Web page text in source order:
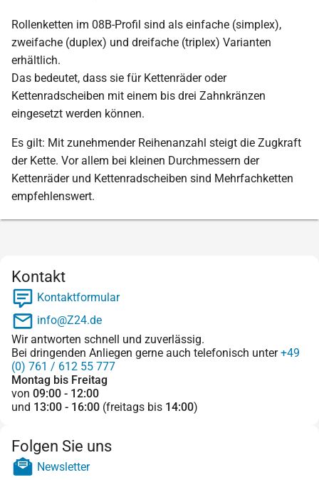
Rollenketten im 08B-Profil sind als einfache (simplex),
zweifache (duplex) und dreifache (triplex) Varianten
erhältlich.
Das bedeutet, dass sie für Kettenräder oder
Kettenradscheiben mit einem bis drei Zahnkränzen
eingesetzt werden können.
Es gilt: Mit zunehmender Reihenanzahl steigt die Zugkraft
der Kette. Vor allem bei kleinen Durchmessern der
Kettenräder und Kettenradscheiben sind Mehrfachketten
empfehlenswert.
Kontakt
Kontaktformular
info@Z24.de
Wir antworten schnell und zuverlässig.
Bei dringenden Anliegen gerne auch telefonisch unter+49
(0) 761 / 612 55 777
Montag bis Freitag
von 09:00 - 12:00
und 13:00 - 16:00 (freitags bis 14:00)
Folgen Sie uns
Newsletter